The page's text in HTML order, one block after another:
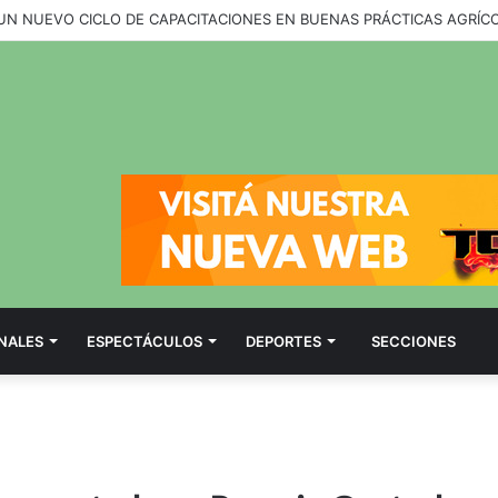
ESPECTÁCULOS DEPORTES SECCIONES